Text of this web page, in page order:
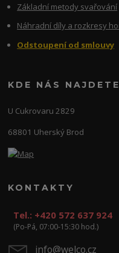
Základní metody svařování
Náhradní díly a rozkresy
Odstoupení od smlouvy
KDE NÁS
U Cukrovaru 2829
68801 Uherský Brod
KONTAKTY
Tel.: +420 572 637 924
(Po-Pá, 07:00-15:30 hod.)
info@welco.cz